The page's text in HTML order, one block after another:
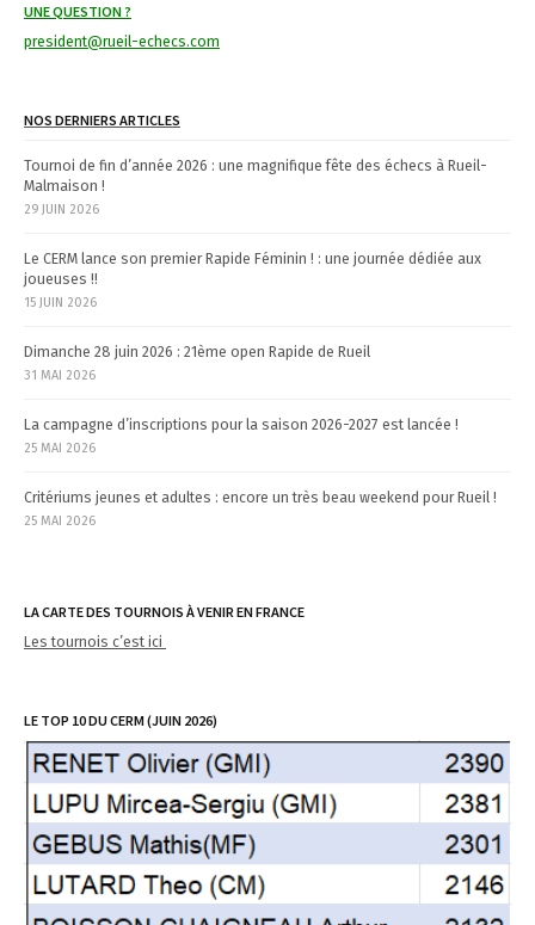
g
t
i
o
n
UNE QUESTION ?
president@rueil-echecs.com
NOS DERNIERS ARTICLES
Tournoi de fin d’année 2026 : une magnifique fête des échecs à Rueil-
Malmaison !
29 JUIN 2026
Le CERM lance son premier Rapide Féminin ! : une journée dédiée aux
joueuses !!
15 JUIN 2026
Dimanche 28 juin 2026 : 21ème open Rapide de Rueil
31 MAI 2026
La campagne d’inscriptions pour la saison 2026-2027 est lancée !
25 MAI 2026
Critériums jeunes et adultes : encore un très beau weekend pour Rueil !
25 MAI 2026
LA CARTE DES TOURNOIS À VENIR EN FRANCE
Les tournois c’est ici
LE TOP 10 DU CERM (JUIN 2026)